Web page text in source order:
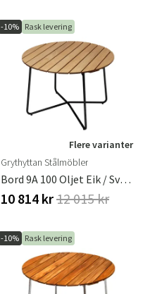
-10% Rask levering
Flere varianter
Grythyttan Stålmöbler
Bord 9A 100 Oljet Eik / Svart Stativ
10 814 kr12 015 kr
-10% Rask levering